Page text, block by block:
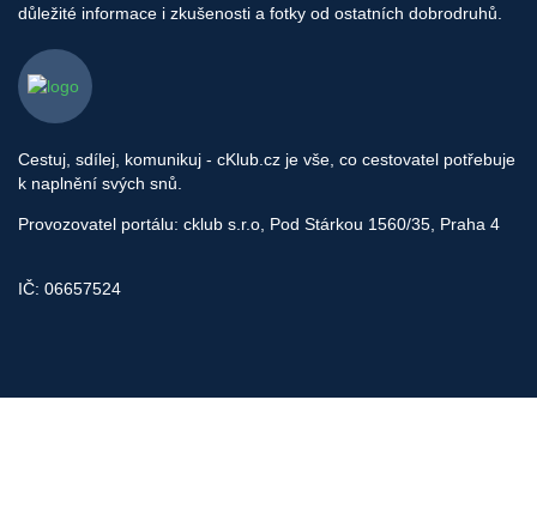
důležité informace i zkušenosti a fotky od ostatních dobrodruhů.
Cestuj, sdílej, komunikuj - cKlub.cz je vše, co cestovatel potřebuje
k naplnění svých snů.
Provozovatel portálu: cklub s.r.o, Pod Stárkou 1560/35, Praha 4
IČ: 06657524